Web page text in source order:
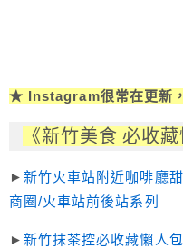
★ Instagram很常在更新
《新竹美食 必收藏
►新竹火車站附近咖啡廳
商圈/火車站前後站系列
►新竹抹茶控必收藏懶人